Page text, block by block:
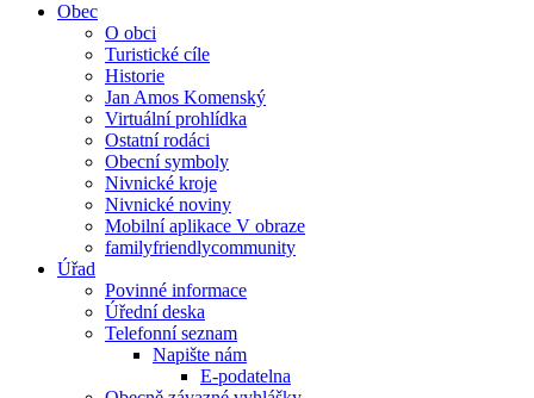
Obec
O obci
Turistické cíle
Historie
Jan Amos Komenský
Virtuální prohlídka
Ostatní rodáci
Obecní symboly
Nivnické kroje
Nivnické noviny
Mobilní aplikace V obraze
familyfriendlycommunity
Úřad
Povinné informace
Úřední deska
Telefonní seznam
Napište nám
E-podatelna